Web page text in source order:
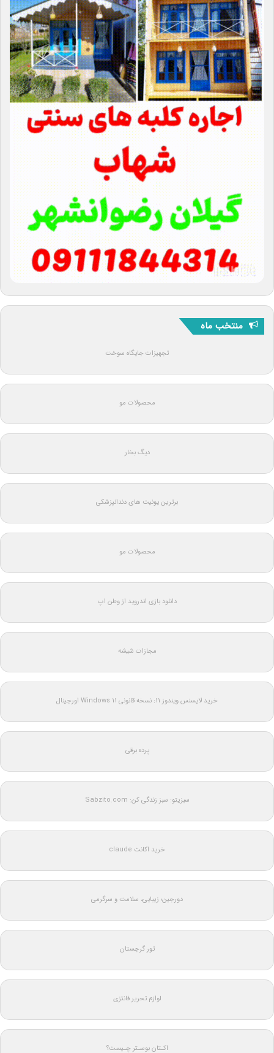
منتخب ماه
تجهیزات جایگاه سوخت
محصولات مو
دیگ بخار
برترین یونیت های دندانپزشکی
محصولات مو
دانلود بازی اندروید از وطن اپ
مجازات شیشه
خرید لایسنس ویندوز 11: نسخه قانونی Windows 11 اورجینال
پرده برقی
سبزیتو: سبز زندگی کن: Sabzito.com
خرید اکانت claude
دورجین؛ زیبایی، سلامت و سرگرمی
تور گرجستان
لوازم تحریر فانتزی
اکـتان بوسـتر چـیست؟